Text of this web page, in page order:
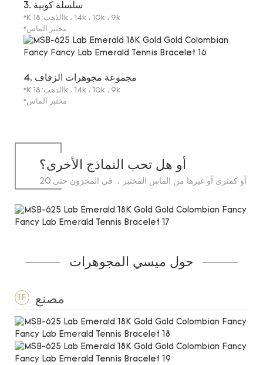
3. سلسلة كوبية
*K الذهب: 18k ، 14k ، 10k ، 9k
*مختبر الماس
4. مجموعة مجوهرات الزفاف
*K الذهب: 18k ، 14k ، 10k ، 9k
*مختبر الماس
أو هل تحب النماذج الأخرى؟
سواء كانت مستديرة أو كمثرى أو غيرها من الماس المختبر ، في المخزون حتى 20
حول ميسي المجوهرات
1F